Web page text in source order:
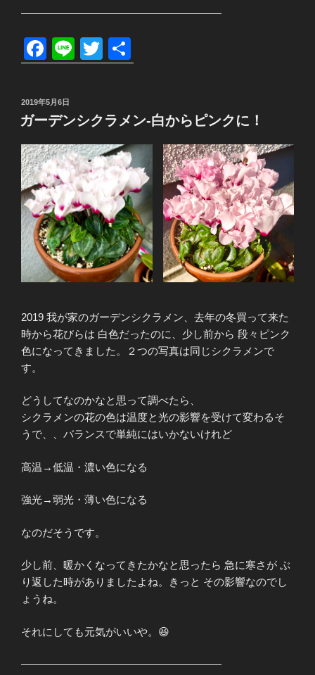
———————————————————
F
a
c
e
b
o
o
k
Li
n
T
wi
er
有
投
稿
日:
2019年5月6日
ガーデンシクラメン-白からピンクに！
2019 我が家のガーデンシクラメン、去年の冬買って来た
時から花びらは 白色だったのに、少し前から 段々ピンク
色になってきました。２つの写真は同じシクラメンで
す。
どうしてなのかなと思って調べたら、
シクラメンの花の色は温度と光の影響を受けて変わるそ
うで、、バランスで単純にはいかないけれど
高温→低温・濃い色になる
強光→弱光・薄い色になる
なのだそうです。
少し前、暖かくなってきたかなと思ったら 急に寒さが ぶ
り返した時がありましたよね。きっと その影響なのでし
ょうね。
それにしても元気がいいや。😆
———————————————————